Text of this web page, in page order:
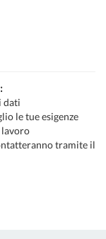
dati
le tue esigenze
tramite il